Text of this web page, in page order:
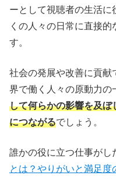
ーとして視聴者の生活
くの人々の日常に直接
す。
社会の発展や改善に貢献
界で働く人々の原動力の
して何らかの影響を及
につながるでしょう。
誰かの役に立つ仕事がし
とは？やりがいと満足度